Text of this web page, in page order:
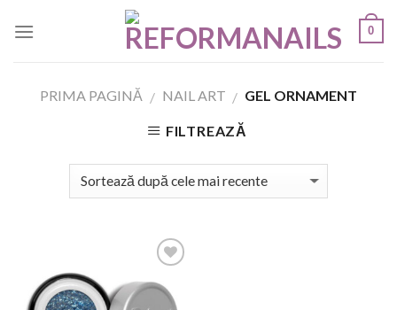
0
PRIMA PAGINĂ / NAIL ART / GEL ORNAMENT
FILTREAZĂ
Wishlist